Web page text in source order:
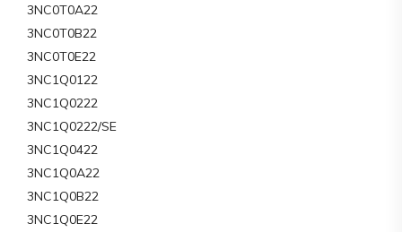
3NC0T0A22
3NC0T0B22
3NC0T0E22
3NC1Q0122
3NC1Q0222
3NC1Q0222/SE
3NC1Q0422
3NC1Q0A22
3NC1Q0B22
3NC1Q0E22